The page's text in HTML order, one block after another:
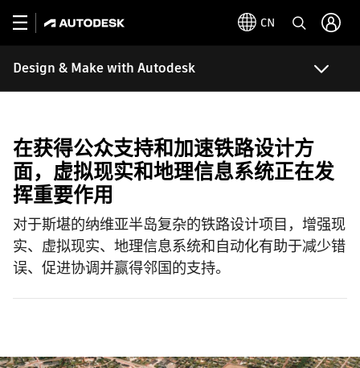
CN
Design & Make with Autodesk
在获得公众支持和加速铁路设计方
面，虚拟现实和地理信息系统正在发
挥重要作用
对于斯堪的纳维亚半岛复杂的铁路设计项目，增强现
实、虚拟现实、地理信息系统和自动化有助于减少错
误、促进协调并赢得邻国的支持。